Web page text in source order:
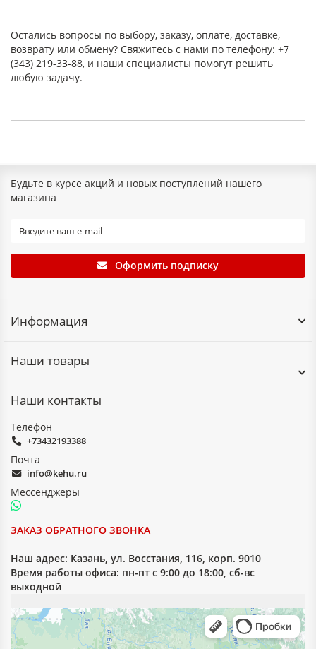
Остались вопросы по выбору, заказу, оплате, доставке,
возврату или обмену? Свяжитесь с нами по телефону: +7
(343) 219-33-88, и наши специалисты помогут решить
любую задачу.
Будьте в курсе акций и новых поступлений нашего
магазина
Оформить подписку
Информация
Наши товары
Наши контакты
Телефон
+73432193388
Почта
info@kehu.ru
Мессенджеры
ЗАКАЗ ОБРАТНОГО ЗВОНКА
Наш адрес: Казань, ул. Восстания, 116, корп. 9010
Время работы офиса: пн-пт с 9:00 до 18:00, сб-вс
выходной